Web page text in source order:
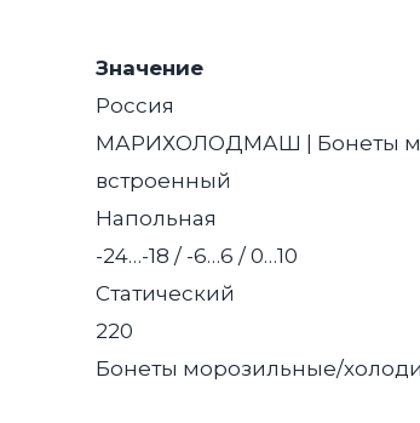
Значение
Россия
МАРИХОЛОДМАШ | Бонеты
встроенный
Напольная
-24…-18 / -6…6 / 0…10
Статический
220
Бонеты морозильные/